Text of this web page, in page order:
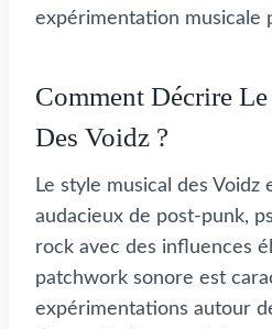
expérimentation musicale
Comment Décrire
Des Voidz ?
Le style musical des Voidz
audacieux de post-punk,
rock avec des influences
patchwork sonore est
expérimentations autour